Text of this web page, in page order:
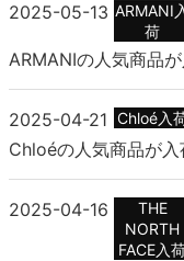
2025-05-13 ARMANI
荷
ARMANIの人気商品
2025-04-21 Chloé入
Chloéの人気商品が入
2025-04-16
THE
NORTH
FACE入